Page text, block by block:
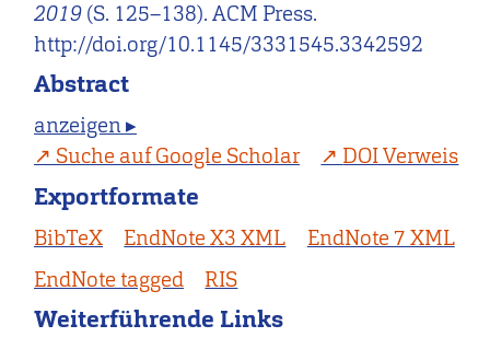
2019 (S. 125–138). ACM Press.
http://doi.org/10.1145/3331545.3342592
Abstract
anzeigen ▸
Suche auf Google Scholar
DOI Verweis
Exportformate
BibTeX EndNote X3 XML
EndNote 7 XML
EndNote tagged
RIS
Weiterführende Links